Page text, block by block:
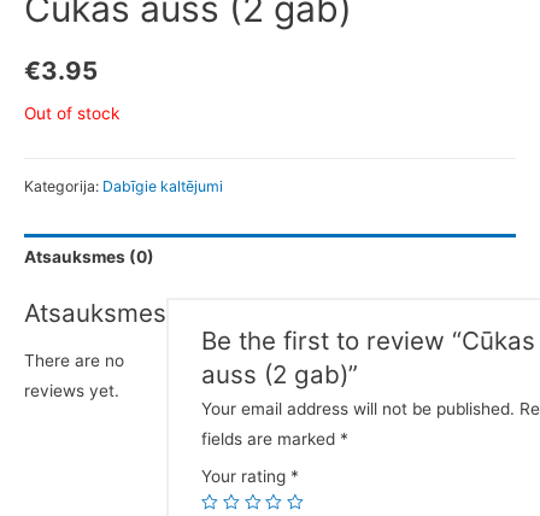
€3.95
Out of stock
Kategorija: Dabīgie kaltējumi
Atsauksmes (0)
Atsauksmes
There are no
reviews yet.
Be the first to review “Cūkas
auss (2 gab)”
Your email address will not be published.
fields are marked *
Your rating *